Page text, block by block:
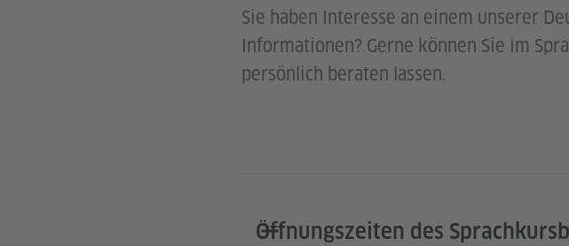
Sie haben Interesse an einem unserer
Informationen? Gerne können Sie im
persönlich beraten lassen.
Öffnungszeiten des